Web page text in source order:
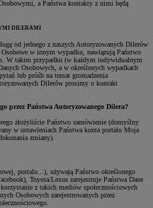
a Państwa kontakty z nimi będą
DILERAMI
od jednego z naszych Autoryzowanych Dilerów
w innym wypadku, nawiązują Państwo
W takim przypadku (w każdym indywidualnym
Osobowych, a w określonych wypadkach
lub próśb na temat gromadzenia
Dilerów prosimy o kontakt
przez Państwa Autoryzowanego Dilera?
złożyliście Państwo zamówienie (domyślny
w ustawieniach Państwa konta portalu Moja
zmiany).
portalu...), używają Państwo określonego
Toyota/Lexus zarejestruje Państwa Dane
z takich mediów społecznościowych
Osobowych zarejestrowanych przez